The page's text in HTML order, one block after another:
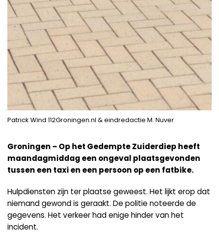
Patrick Wind 112Groningen.nl & eindredactie M. Nuver
Groningen – Op het Gedempte Zuiderdiep heeft
maandagmiddag een ongeval plaatsgevonden
tussen een taxi en een persoon op een fatbike.
Hulpdiensten zijn ter plaatse geweest. Het lijkt erop dat
niemand gewond is geraakt. De politie noteerde de
gegevens. Het verkeer had enige hinder van het
incident.